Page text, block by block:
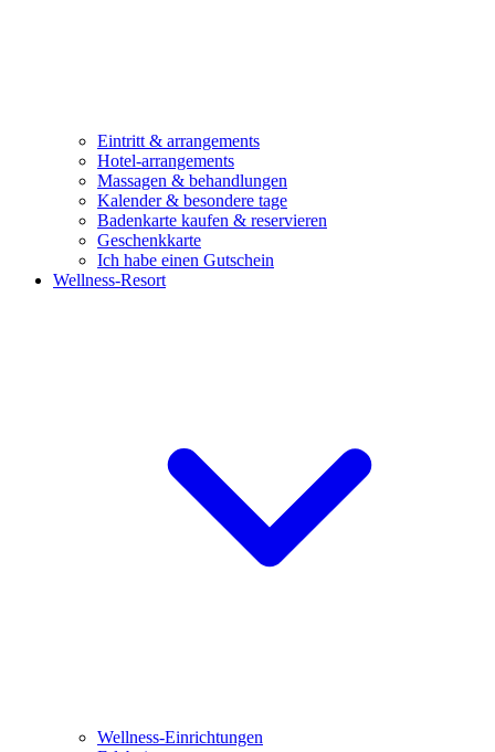
Eintritt & arrangements
Hotel-arrangements
Massagen & behandlungen
Kalender & besondere tage
Badenkarte kaufen & reservieren
Geschenkkarte
Ich habe einen Gutschein
Wellness-Resort
Wellness-Einrichtungen